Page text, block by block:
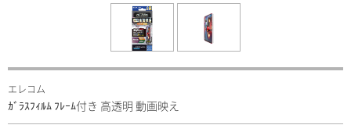
エレコム
ｶﾞﾗｽﾌｨﾙﾑ ﾌﾚｰﾑ付き 高透明 動画映え